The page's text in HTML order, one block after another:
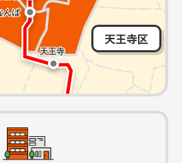
天王寺区